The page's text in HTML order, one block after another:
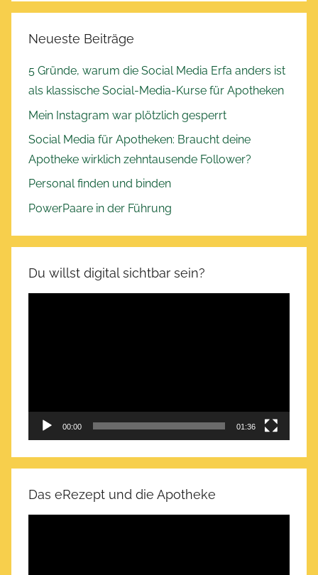
Neueste Beiträge
5 Gründe, warum die Social Media Erfa anders ist
als klassische Social-Media-Kurse für Apotheken
Mein Instagram war plötzlich gesperrt
Social Media für Apotheken: Braucht deine
Apotheke wirklich zehntausende Follower?
Personal finden und binden
PowerPaare in der Führung
Du willst digital sichtbar sein?
00:00 01:36
Das eRezept und die Apotheke